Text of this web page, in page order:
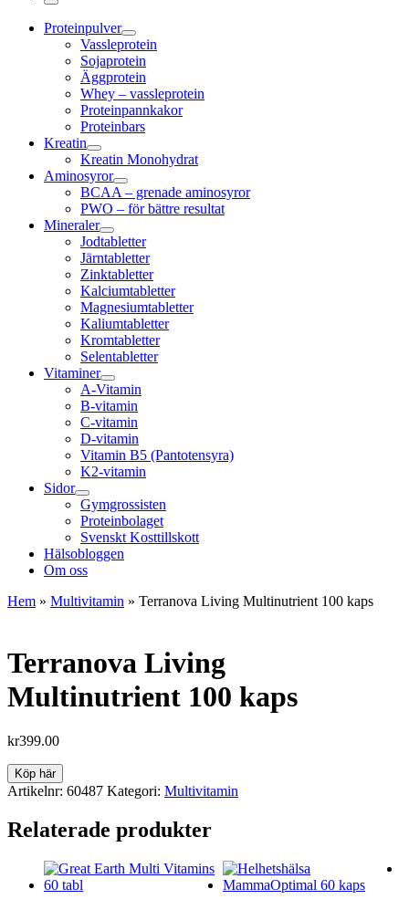
Meny
Proteinpulver
Vassleprotein
Sojaprotein
Äggprotein
Whey – vassleprotein
Proteinpannkakor
Proteinbars
Kreatin
Kreatin Monohydrat
Aminosyror
BCAA – grenade aminosyror
PWO – för bättre resultat
Mineraler
Jodtabletter
Järntabletter
Zinktabletter
Kalciumtabletter
Magnesiumtabletter
Kaliumtabletter
Kromtabletter
Selentabletter
Vitaminer
A-Vitamin
B-vitamin
C-vitamin
D-vitamin
Vitamin B5 (Pantotensyra)
K2-vitamin
Sidor
Gymgrossisten
Proteinbolaget
Svenskt Kosttillskott
Hälsobloggen
Om oss
Hem » Multivitamin » Terranova Living Multinutrient 100 kaps
Terranova Living
Multinutrient 100 kaps
kr399.00
Köp här
Artikelnr: 60487 Kategori: Multivitamin
Relaterade produkter